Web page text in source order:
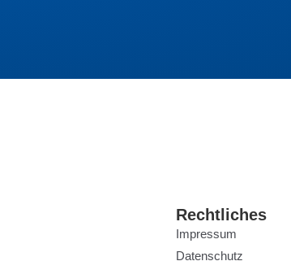
Rechtliches
Impressum
Datenschutz